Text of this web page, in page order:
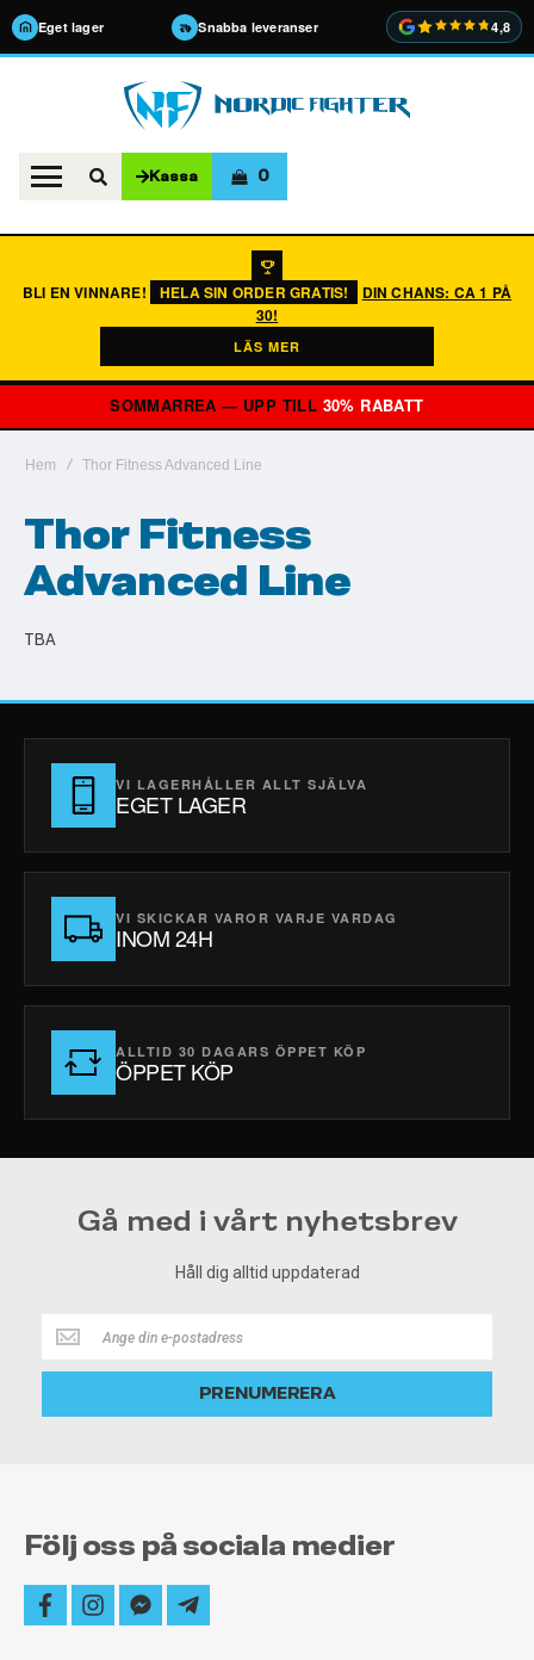
Eget lager Snabba leveranser 4,8
Kassa 0
BLI EN VINNARE! HELA SIN ORDER GRATIS!
DIN CHANS: CA 1 PÅ
30!
LÄS MER
SOMMARREA — UPP TILL 30% RABATT
Hem Thor Fitness Advanced Line
Thor Fitness
Advanced Line
TBA
VI LAGERHÅLLER ALLT SJÄLVA
EGET LAGER
VI SKICKAR VAROR VARJE VARDAG
INOM 24H
ALLTID 30 DAGARS ÖPPET KÖP
ÖPPET KÖP
Gå med i vårt nyhetsbrev
Håll dig alltid uppdaterad
Håll
dig
alltid
PRENUMERERA
Följ oss på sociala medier
facebookinstagram
facebook-
messenger
telegram-
plane